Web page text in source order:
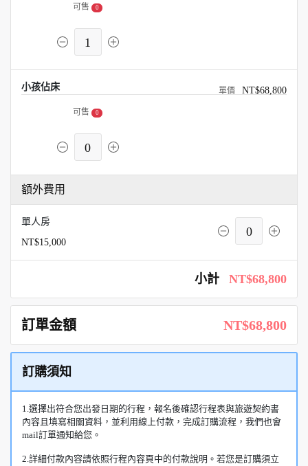
可售 0
1
小孩佔床 NT$68,800
可售 0
0
額外費用
單人房
NT$15,000
0
小計 NT$68,800
訂單金額 NT$68,800
訂購須知
1.選擇出符合您出發日期的行程，報名後確認行程表與旅遊契約書
內容且填寫相關資料，並利用線上付款，完成訂購流程，我們也會
mail訂單通知給您。
2.詳細付款內容請依照行程內容頁中的付款說明。若您是訂購須立